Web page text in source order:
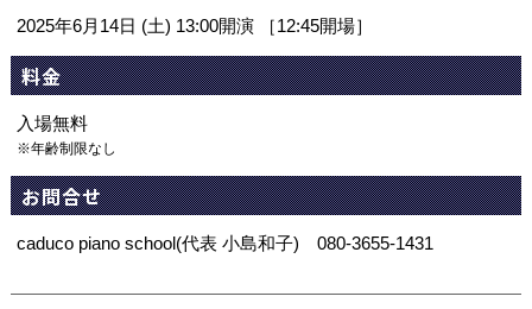
2025年6月14日 (土) 13:00開演 ［12:45開場］
料金
入場無料
※年齢制限なし
お問合せ
caduco piano school(代表 小島和子) 080-3655-1431